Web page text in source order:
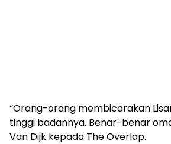
“Orang-orang membicarakan
tinggi badannya. Benar-benar
Van Dijk kepada The Overlap.